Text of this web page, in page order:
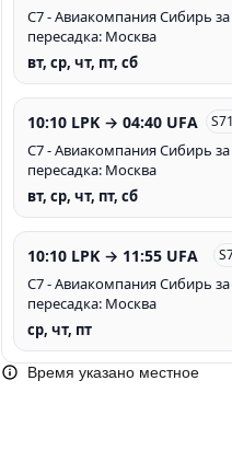
С7 - Авиакомпания Сибирь за
пересадка: Москва
вт, ср, чт, пт, сб
10:10 LPK → 04:40 UFA
С7 - Авиакомпания Сибирь за
пересадка: Москва
вт, ср, чт, пт, сб
10:10 LPK → 11:55 UFA
С7 - Авиакомпания Сибирь за
пересадка: Москва
ср, чт, пт
Время указано местное